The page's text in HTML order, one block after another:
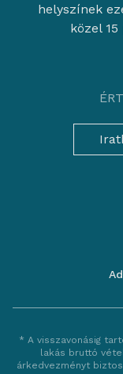
helyszínek
közel
* A visszavonásig
lakás bruttó
árkedvezményt